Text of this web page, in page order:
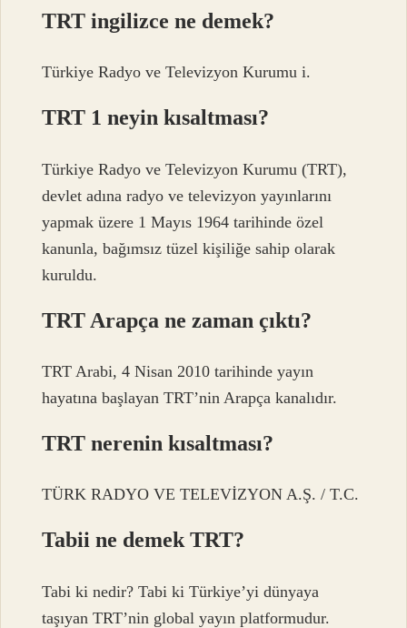
TRT ingilizce ne demek?
Türkiye Radyo ve Televizyon Kurumu i.
TRT 1 neyin kısaltması?
Türkiye Radyo ve Televizyon Kurumu (TRT),
devlet adına radyo ve televizyon yayınlarını
yapmak üzere 1 Mayıs 1964 tarihinde özel
kanunla, bağımsız tüzel kişiliğe sahip olarak
kuruldu.
TRT Arapça ne zaman çıktı?
TRT Arabi, 4 Nisan 2010 tarihinde yayın
hayatına başlayan TRT’nin Arapça kanalıdır.
TRT nerenin kısaltması?
TÜRK RADYO VE TELEVİZYON A.Ş. / T.C.
Tabii ne demek TRT?
Tabi ki nedir? Tabi ki Türkiye’yi dünyaya
taşıyan TRT’nin global yayın platformudur.